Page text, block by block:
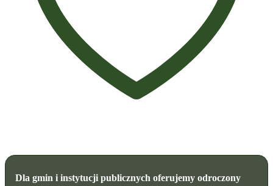
Dla gmin i instytucji publicznych oferujemy odroczony